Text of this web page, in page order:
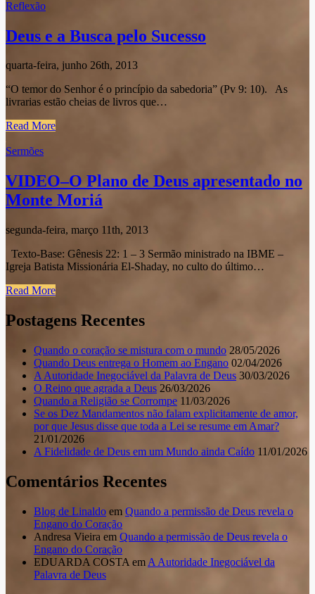
Reflexão
Deus e a Busca pelo Sucesso
quarta-feira, junho 26th, 2013
“O temor do Senhor é o princípio da sabedoria” (Pv 9: 10). As
livrarias estão cheias de livros que…
Read More
Sermões
VIDEO–O Plano de Deus apresentado no
Monte Moriá
segunda-feira, março 11th, 2013
Texto-Base: Gênesis 22: 1 – 3 Sermão ministrado na IBME –
Igreja Batista Missionária El-Shaday, no culto do último…
Read More
Postagens Recentes
Quando o coração se mistura com o mundo 28/05/2026
Quando Deus entrega o Homem ao Engano 02/04/2026
A Autoridade Inegociável da Palavra de Deus 30/03/2026
O Reino que agrada a Deus 26/03/2026
Quando a Religião se Corrompe 11/03/2026
Se os Dez Mandamentos não falam explicitamente de amor,
por que Jesus disse que toda a Lei se resume em Amar?
21/01/2026
A Fidelidade de Deus em um Mundo ainda Caído 11/01/2026
Comentários Recentes
Blog de Linaldo em Quando a permissão de Deus revela o
Engano do Coração
Andresa Vieira em Quando a permissão de Deus revela o
Engano do Coração
EDUARDA COSTA em A Autoridade Inegociável da
Palavra de Deus